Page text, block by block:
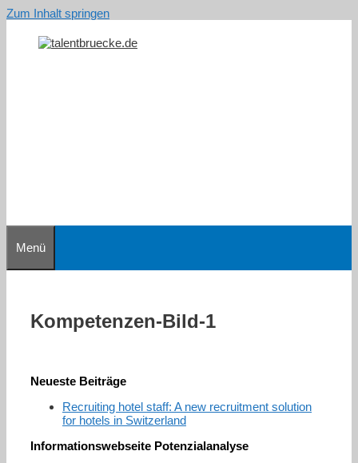
Zum Inhalt springen
Menü
Kompetenzen-Bild-1
Neueste Beiträge
Recruiting hotel staff: A new recruitment solution
for hotels in Switzerland
Informationswebseite Potenzialanalyse